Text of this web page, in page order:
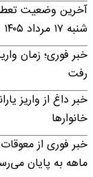
آخرین وضعیت
شنبه ۱۷ مرداد ۱۴۰۵
خبر فوری؛ زمان
رفت
خانوارها
ماهه به پایان